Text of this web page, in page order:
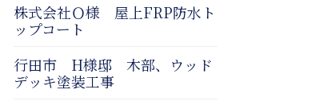
株式会社Ｏ様 屋上FRP防水ト
ップコート
行田市 H様邸 木部、ウッド
デッキ塗装工事